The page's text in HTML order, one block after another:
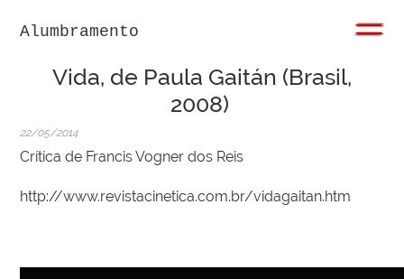
Alumbramento
Vida, de Paula Gaitán (Brasil,
2008)
22/05/2014
Crítica de Francis Vogner dos Reis
http://www.revistacinetica.com.br/vidagaitan.htm